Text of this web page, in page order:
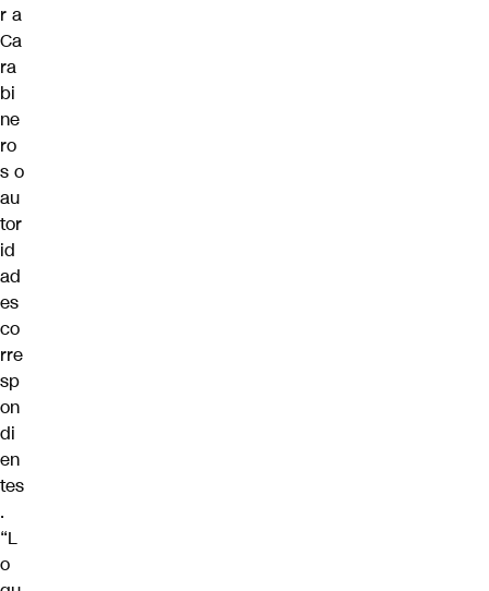
r a
Ca
ra
bi
ne
ro
s o
au
tor
id
ad
es
co
rre
sp
on
di
en
tes
.
“L
o